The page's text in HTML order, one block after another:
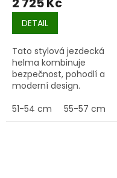
DETAIL
Tato stylová jezdecká
helma kombinuje
bezpečnost, pohodlí a
moderní design.
51-54 cm
55-57 cm